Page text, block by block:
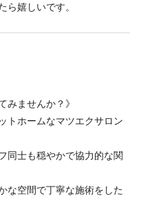
ら嬉しいです。
みませんか？》
トホームなマツエクサロン
同士も穏やかで協力的な関
な空間で丁寧な施術をした